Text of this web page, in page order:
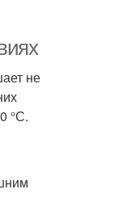
не
°С.